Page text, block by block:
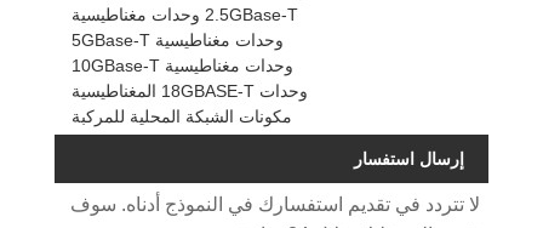
2.5GBase-T وحدات مغناطيسية
وحدات مغناطيسية 5GBase-T
وحدات مغناطيسية 10GBase-T
وحدات 18GBASE-T المغناطيسية
مكونات الشبكة المحلية للمركبة
إرسال استفسار
لا تتردد في تقديم استفسارك في النموذج أدناه. سوف